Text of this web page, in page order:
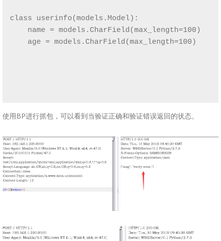
class userinfo(models.Model):
    name = models.CharField(max_length=100)
    age = models.CharField(max_length=100)
使用BP进行抓包，可以看到当验证正确和验证错误返回的状态。